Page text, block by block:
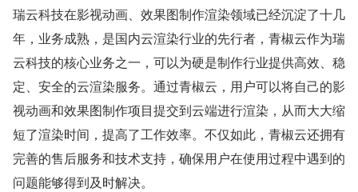
瑞云科技在影视动画、效果图制作渲染领域已经沉淀了十几
年，业务成熟，是国内云渲染行业的先行者，青椒云作为瑞
云科技的核心业务之一，可以为硬是制作行业提供高效、稳
定、安全的云渲染服务。通过青椒云，用户可以将自己的影
视动画和效果图制作项目提交到云端进行渲染，从而大大缩
短了渲染时间，提高了工作效率。不仅如此，青椒云还拥有
完善的售后服务和技术支持，确保用户在使用过程中遇到的
问题能够得到及时解决。